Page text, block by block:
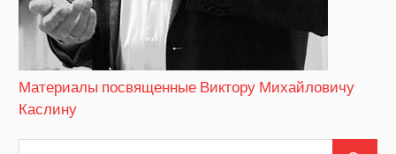
Материалы посвященные Виктору Михайловичу
Каслину